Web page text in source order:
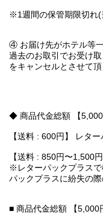
※1週間の保管期限切れ(
④ お届け先がホテル等
過去のお取引でお受け
をキャンセルとさせて頂
◆ 商品代金総額 【5,000
【送料 : 600円】 レタ
【送料 : 850円〜1,500
※レターパックプラス
パックプラスに紛失の際
■ 商品代金総額 【5,000